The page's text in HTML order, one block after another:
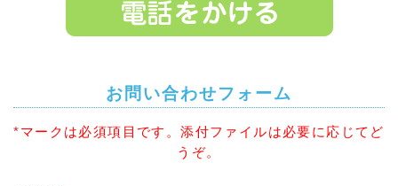
お 問い合わせフォーム
*マークは必須項目です。添付ファイルは必要に応じてど
うぞ。